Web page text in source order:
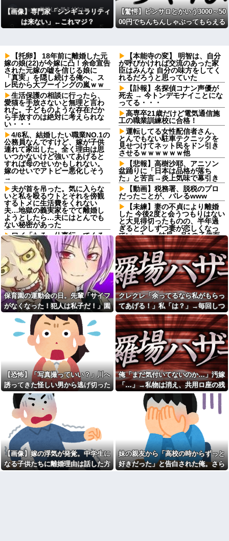
【画像】専門家「シンギュラリティ
は来ない」←これマジ？
【驚愕】ピンサロとかいう3000～50
00円でちんちんしゃぶってもらえる
【托卵】 18年前に離婚した元
嫁の娘(22)が今嫁に凸！余命宣告
された元嫁の嘘を信じる娘に
「真実」を隠し続ける俺へ、ス
レ民から大ブーイングの嵐ｗｗ
生活保護の相談に行ったら、
愛猫を手放さないと無理と言わ
れた。子どものような存在だか
ら手放すのは絶対に考えられな
い・・・
4/6私、結婚したい職業NO.1の
公務員なんですけど、嫁が子供
連れて家出した。全く理由は思
いつかないけど強いてあげると
すれば母のせいかもしれない。
嫁のせいでアトピー悪化しそう
→
夫が首を吊った。気に入らな
いと私を殴るウトとそれを傍観
するトメに生活費をくれない
夫…地獄の義実家をでて離婚し
ようとしたら…夫にはとんでも
ない秘密があった
ワイ「たろー仕事行ってくる
ね！（飼い犬）」犬「…？（ぷ
い」
母「お姉ちゃんは偉いのに、
あんたはねぇ…」私「また比べ
るの？」→積もり積もった不満
がついに爆発して…
嫁からマジで離婚を切り出さ
れている。俺がネトゲしすぎて
全くかまわなかったのが原因ら
しく...
バイト先のコンビニに、泥ま
みれの土方が入店してきた。子
供「パパ！あのおじさんたちお
店汚してるよ！」→する
何処情報か知らんけど定期的
に嘘情報を流す馬鹿がいる
飲み屋でケンカした相手をコ
ロした男の弁護をした。そして
数年後、因果応報を思わせる出
来事が…
熊本地震で居酒屋から温泉が
湧き出るｗｗｗｗｗｗｗｗ
【悲報】思春期の娘に「キモ
ッ」と言われたお父さん、グレ
るｗｗｗｗｗｗｗ
吉岡里帆が橋本環奈、広瀬す
ずクラスになれなかった理由ｗ
ｗｗｗｗｗ
【本能寺の変】 明智は、自分
が呼びかければ交流のあった家
臣はみんな 自分の味方をしてく
れるだろうと思っていた
【訃報】名探偵コナン声優が
死去 → 今トンデモナイことにな
ってる・・・
高専卒21歳だけど電気通信施
工の職業訓練校に合格！
運転してる女性配信者さん、
とんでもない駐車テクニックを
見せつけてネット民をドン引き
させるｗｗｗｗｗｗ他
【悲報】高樹沙耶、アニソン
盆踊りに「日本は品格が落ち
た」と苦言→炎上気味で幕引き
【動画】税務署、脱税のプロ
だったことが、バレるwww
【未練】妻の不貞により離婚
した 今後2度と会うつもりはない
と大見得切ったものの、半年過
ぎると少しずつ妻が恋しくなっ
ていった → 結局、月1の子供面
会日の後に…
骨盤骨折の後輩が階段でスカ
ートの裾を上げて慎重に降りて
る姿を見て「お姫様気取りｗ
ｗ」と爆笑・悪口を連発する社
内彼女！事故背景を知りながら
マウントと嫉妬で嘲笑する性根
の汚さに一気に冷めた・・・
【画像】00年代のJK、セクシ
ーすぎる♡♡♡♡♡
両親の離婚原因が私。結婚し
た原因も私。
【愚痴】義父はなんとなく、
「旦那より義弟」を可愛がって
いる感じがする。旦那もそれを
感じていて、義母にも相談した
ことがあるらしい。見ていると
なんだか切ない。
近寄りがたい怖いキャラを目
指していた俺は自己紹介カード
の自画像に自分だけそこにオリ
ジナルの氏神を描いた
③【相談】相談者「嫁から連
れ子の息子への愛が足りないか
ら離婚を考えてると言われた」
住民「嫁の高望みかな？」相談
者「嫁にここ見せたら顔真っ赤
にして怒ってました」住民「え
っ」
保育園の運動会の日。先輩「サイフ
がなくなった！犯人は私子だ！」園
長「警察沙汰は勘弁して～」→誰も
味方がいないと思ったその時…
クレクレ「余ってるなら私がもらっ
てあげる！」私「は？」→毎回しつ
こく食い下がるので、ある方法を試
した結果…
【恐怖】「写真撮っていい？」川へ
誘ってきた怪しい男から逃げ切った
私⇒テレビに映った『衝撃の顔』に
絶句
俺「まだ気付いてないのか…」汚嫁
「…」→私物は消え、共用ロ座の残
高は653円。それでも嫁は平然とし
ていて…
【画像】嫁の浮気が発覚。中学生に
なる子供たちに離婚理由は話した方
妹の親友から「高校の時からずっと
好きだった」と告白された俺。さら